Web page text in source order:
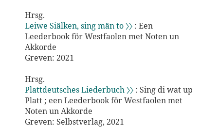
Hrsg.
Leiwe Siälken, sing män to 〉〉: Een
Leederbook för Westfaolen met Noten un
Akkorde
Greven: 2021
Hrsg.
Plattdeutsches Liederbuch 〉〉: Sing di wat up
Platt ; een Leederbook för Westfaolen met
Noten un Akkorde
Greven: Selbstverlag, 2021